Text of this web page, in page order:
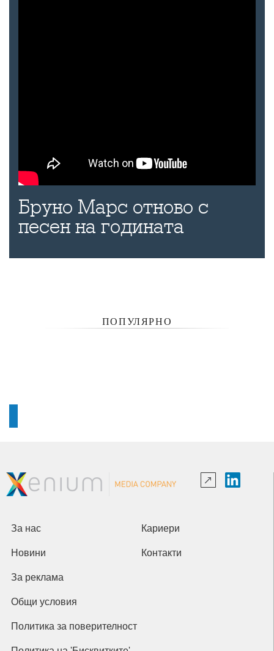
Бруно Марс отново с
песен на годината
ПОПУЛЯРНО
За нас Кариери
Новини Контакти
За реклама
Общи условия
Политика за поверителност